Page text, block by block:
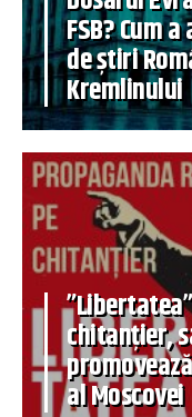
FSB? Cum
de știri
Kremlinului
chitanțier,
al Moscovei